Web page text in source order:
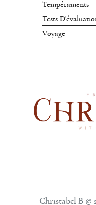
Tempéraments
Tests
Voyage
Christabel B ©